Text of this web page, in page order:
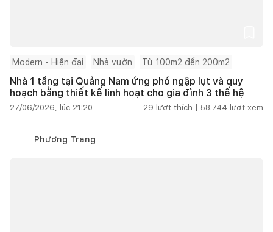
Modern - Hiện đại Nhà vườn Từ 100m2 đến 200m2
Nhà 1 tầng tại Quảng Nam ứng phó ngập lụt và quy
hoạch bằng thiết kế linh hoạt cho gia đình 3 thế hệ
27/06/2026, lúc 21:20 29 lượt thích | 58.744 lượt xem
Phương Trang